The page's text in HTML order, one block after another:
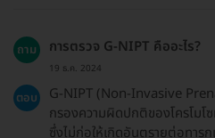
ถาม การตรวจ G-NIPT คืออะไร?
19 ธ.ค. 2024
ตอบ
G-NIPT (Non-Invasive
กรองความผิดปกติของโครโมโ
ซึ่งไม่ก่อให้เกิดอันตรายต่อทาร